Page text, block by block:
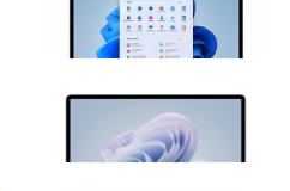
00002 [セージ]
¥125500